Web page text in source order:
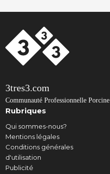
3tres3.com
Communauté Professionnelle Porcine
Rubriques
Qui sommes-nous?
Mentions légales
Conditions générales
d'utilisation
Publicité